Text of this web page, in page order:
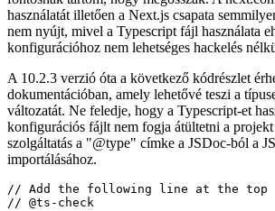
Ez nem annyira egy igazi cikk, sokkal inkább
dokumentációjának egy részének újbóli
fontosnak tartom, hogy megosszák. A
használatát illetően a Next.js csapata
nem nyújt, mivel a Typescript fájl használata
konfigurációhoz nem lehetséges hackelés
A 10.2.3 verzió óta a következő kódrészlet
dokumentációban, amely lehetővé teszi a
változatát. Ne feledje, hogy a Typescript-et
konfigurációs fájlt nem fogja átültetni a projekt
szolgáltatás a "@type" címke a JSDoc-ból a
importálásához.